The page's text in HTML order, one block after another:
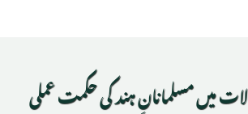
میں مسلمانانِ ہند کی حکمت عملی